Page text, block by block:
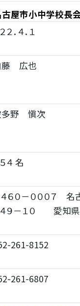
屋市小中学校長
２．４．１
広也
野 愼次
４ 名
６０－０００７
４９－１０ 愛知
261-8152
261-6807